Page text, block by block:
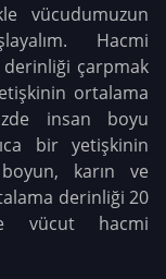
vücudumuzun
Hacmi
çarpmak
ortalama
insan boyu
bir yetişkinin
karın ve
derinliği 20
vücut hacmi